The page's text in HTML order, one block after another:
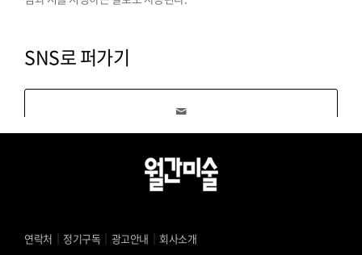
SNS로 퍼가기
연락처 ｜ 정기구독 ｜ 광고안내 ｜ 회사소개